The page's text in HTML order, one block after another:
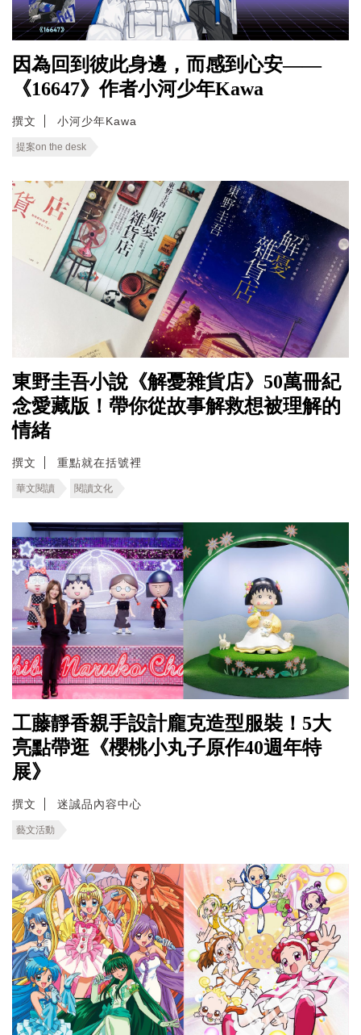
因為回到彼此身邊，而感到心安——
《16647》作者小河少年Kawa
撰文 小河少年Kawa
提案on the desk
東野圭吾小說《解憂雜貨店》50萬冊紀
念愛藏版！帶你從故事解救想被理解的
情緒
撰文 重點就在括號裡
華文閱讀 閱讀文化
工藤靜香親手設計龐克造型服裝！5大
亮點帶逛《櫻桃小丸子原作40週年特
展》
撰文 迷誠品內容中心
藝文活動